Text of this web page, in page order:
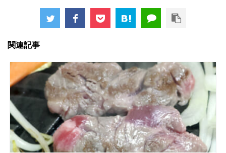
関連記事